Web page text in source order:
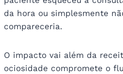
da hora ou simplesmente
compareceria.
O impacto vai além da
ociosidade compromete o